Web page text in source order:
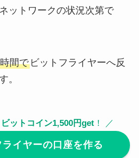
ットワークの状況次第で
間でビットフライヤーへ反
。
ビットコイン1,500円get ！ ／
ライヤーの口座を作る